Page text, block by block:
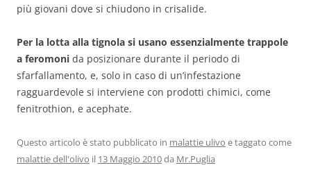
più giovani dove si chiudono in crisalide.
Per la lotta alla tignola si usano essenzialmente trappole
a feromoni da posizionare durante il periodo di
sfarfallamento, e, solo in caso di un’infestazione
ragguardevole si interviene con prodotti chimici, come
fenitrothion, e acephate.
Questo articolo è stato pubblicato in malattie ulivo e taggato come
malattie dell'olivo il 13 Maggio 2010da Mr.Puglia